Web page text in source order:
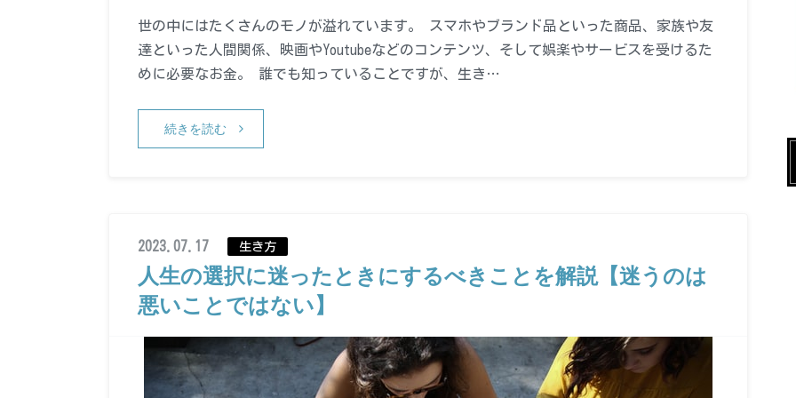
世の中にはたくさんのモノが溢れています。 スマホやブランド品といった商品、家族や友
達といった人間関係、映画やYoutubeなどのコンテンツ、そして娯楽やサービスを受けるた
めに必要なお金。 誰でも知っていることですが、生き…
続きを読む
2023.07.17 生き方
人生の選択に迷ったときにするべきことを解説【迷うのは
悪いことではない】